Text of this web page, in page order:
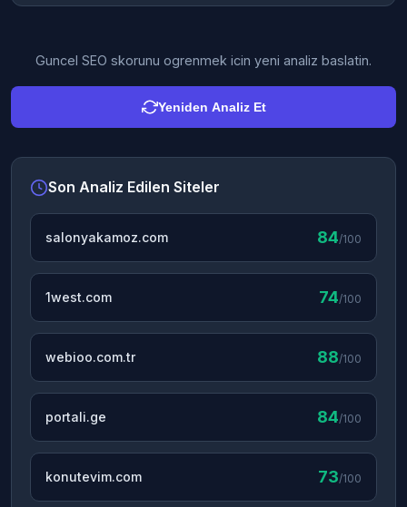
Guncel SEO skorunu ogrenmek icin yeni analiz baslatin.
Yeniden Analiz Et
Son Analiz Edilen Siteler
salonyakamoz.com 84/100
1west.com 74/100
webioo.com.tr 88/100
portali.ge 84/100
konutevim.com 73/100